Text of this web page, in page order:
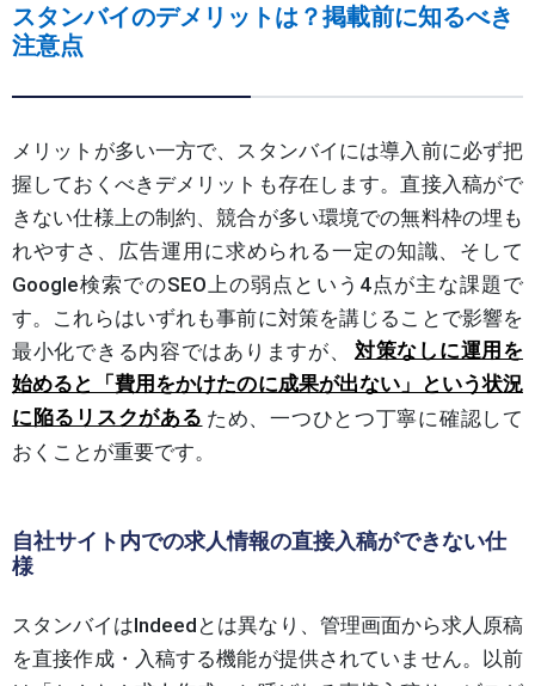
スタンバイのデメリットは？掲載前に知るべき
注意点
メリットが多い一方で、スタンバイには導入前に必ず把
握しておくべきデメリットも存在します。直接入稿がで
きない仕様上の制約、競合が多い環境での無料枠の埋も
れやすさ、広告運用に求められる一定の知識、そして
Google検索でのSEO上の弱点という4点が主な課題で
す。これらはいずれも事前に対策を講じることで影響を
最小化できる内容ではありますが、
対策なしに運用を
始めると「費用をかけたのに成果が出ない」という状況
に陥るリスクがある ため、一つひとつ丁寧に確認して
おくことが重要です。
自社サイト内での求人情報の直接入稿ができない仕
様
スタンバイはIndeedとは異なり、管理画面から求人原稿
を直接作成・入稿する機能が提供されていません。以前